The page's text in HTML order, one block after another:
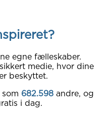
egne fælleskaber.
medie, hvor dine
beskyttet.
682.598 andre, og
i dag.